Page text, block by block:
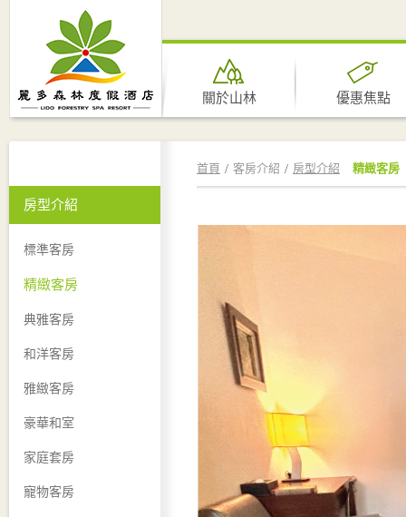
關於山林 優惠焦點
房型介紹
標準客房
精緻客房
典雅客房
和洋客房
雅緻客房
豪華和室
家庭套房
寵物客房
首頁 客房介紹 房型介紹 精緻客房